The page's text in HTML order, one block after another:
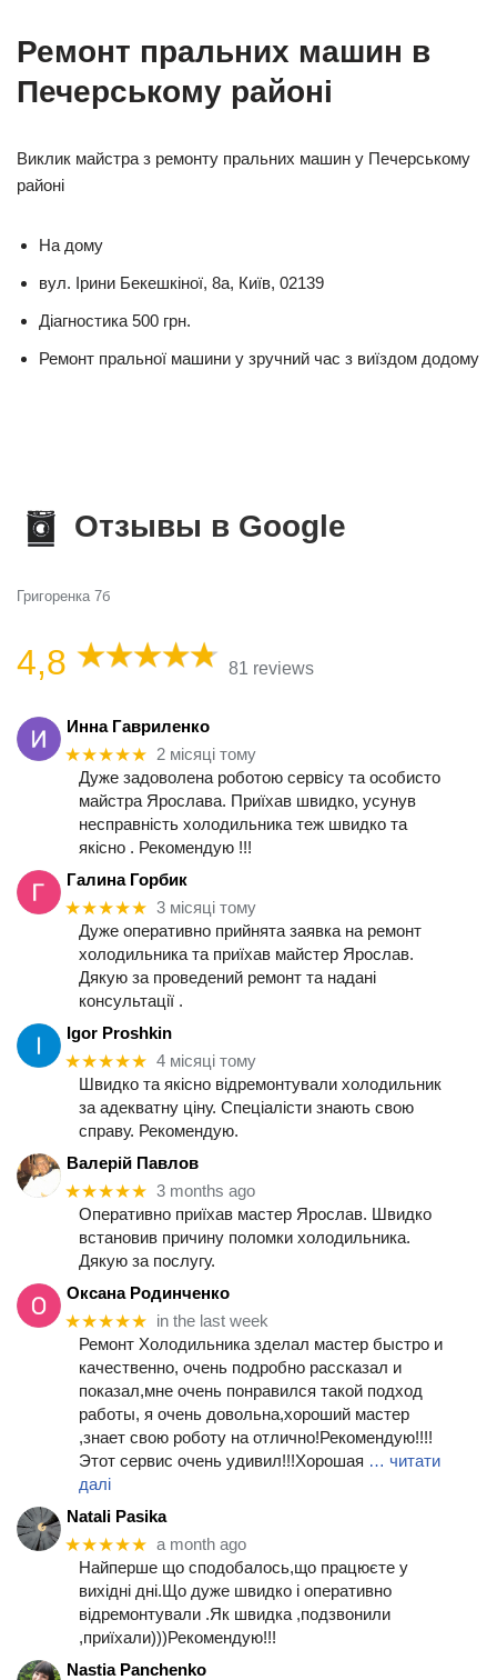
Ремонт пральних машин в
Печерському районі
Виклик майстра з ремонту пральних машин у Печерському
районі
На дому
вул. Ірини Бекешкіної, 8а, Київ, 02139
Діагностика 500 грн.
Ремонт пральної машини у зручний час з виїздом додому
Отзывы в Google
Григоренка 7б
4,8 81 reviews
Инна Гавриленко
★★★★★ 2 місяці тому
Дуже задоволена роботою сервісу та особисто
майстра Ярослава. Приїхав швидко, усунув
несправність холодильника теж швидко та
якісно . Рекомендую !!!
Галина Горбик
★★★★★ 3 місяці тому
Дуже оперативно прийнята заявка на ремонт
холодильника та приїхав майстер Ярослав.
Дякую за проведений ремонт та надані
консультації .
Igor Proshkin
★★★★★ 4 місяці тому
Швидко та якісно відремонтували холодильник
за адекватну ціну. Спеціалісти знають свою
справу. Рекомендую.
Валерій Павлов
★★★★★ 3 months ago
Оперативно приїхав мастер Ярослав. Швидко
встановив причину поломки холодильника.
Дякую за послугу.
Оксана Родинченко
★★★★★ in the last week
Ремонт Холодильника зделал мастер быстро и
качественно, очень подробно рассказал и
показал,мне очень понравился такой подход
работы, я очень довольна,хороший мастер
,знает свою роботу на отлично!Рекомендую!!!!
Этот сервис очень удивил!!!Хорошая … читати
далі
Natali Pasika
★★★★★ a month ago
Найперше що сподобалось,що працюєте у
вихідні дні.Що дуже швидко і оперативно
відремонтували .Як швидка ,подзвонили
,приїхали)))Рекомендую!!!
Nastia Panchenko